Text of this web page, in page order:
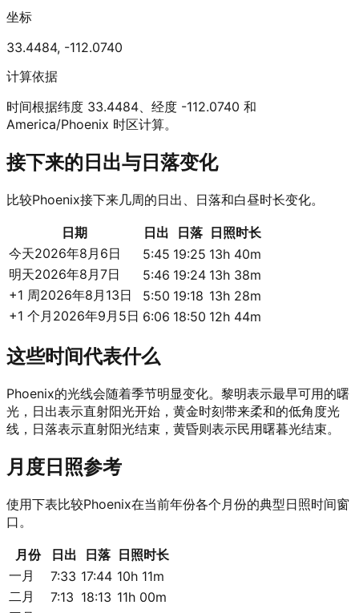
坐标
33.4484, -112.0740
计算依据
时间根据纬度 33.4484、经度 -112.0740 和
America/Phoenix 时区计算。
接下来的日出与日落变化
比较Phoenix接下来几周的日出、日落和白昼时长变化。
日期 日出 日落
日照时长
今天2026年8月6日 5:45 19:25 13h 40m
明天2026年8月7日 5:46 19:24 13h 38m
+1 周2026年8月13日 5:50 19:18 13h 28m
+1 个月 2026年9月5日 6:06 18:50 12h 44m
这些时间代表什么
Phoenix的光线会随着季节明显变化。黎明表示最早可用的曙
光，日出表示直射阳光开始，黄金时刻带来柔和的低角度光
线，日落表示直射阳光结束，黄昏则表示民用曙暮光结束。
月度日照参考
使用下表比较Phoenix在当前年份各个月份的典型日照时间窗
口。
月份 日出 日落 日照时长
一月
7:33 17:44 10h 11m
二月
7:13 18:13 11h 00m